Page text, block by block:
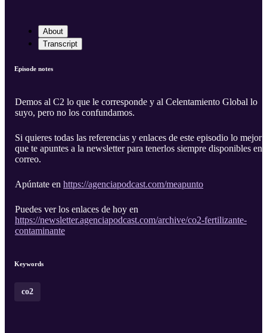
About
Transcript
Episode notes
Demos al C2 lo que le corresponde y al Celentamiento Global lo
suyo, pero no los confundamos.
Si quieres todas las referencias y enlaces de este episodio lo mejor
que te apuntes a la newsletter para tenerlos siempre disponibles en
correo.
Apúntate en https://agenciapodcast.com/meapunto
Puedes ver los enlaces de hoy en
https://newsletter.agenciapodcast.com/archive/co2-fertilizante-
contaminante
Keywords
co2